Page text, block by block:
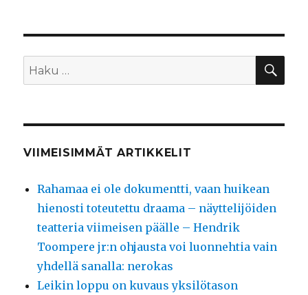
Etsi:
VIIMEISIMMÄT ARTIKKELIT
Rahamaa ei ole dokumentti, vaan huikean
hienosti toteutettu draama – näyttelijöiden
teatteria viimeisen päälle – Hendrik
Toompere jr:n ohjausta voi luonnehtia vain
yhdellä sanalla: nerokas
Leikin loppu on kuvaus yksilötason